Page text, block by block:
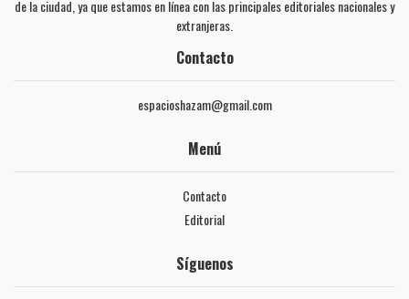
de la ciudad, ya que estamos en línea con las principales editoriales nacionales y
extranjeras.
Contacto
espacioshazam@gmail.com
Menú
Contacto
Editorial
Síguenos